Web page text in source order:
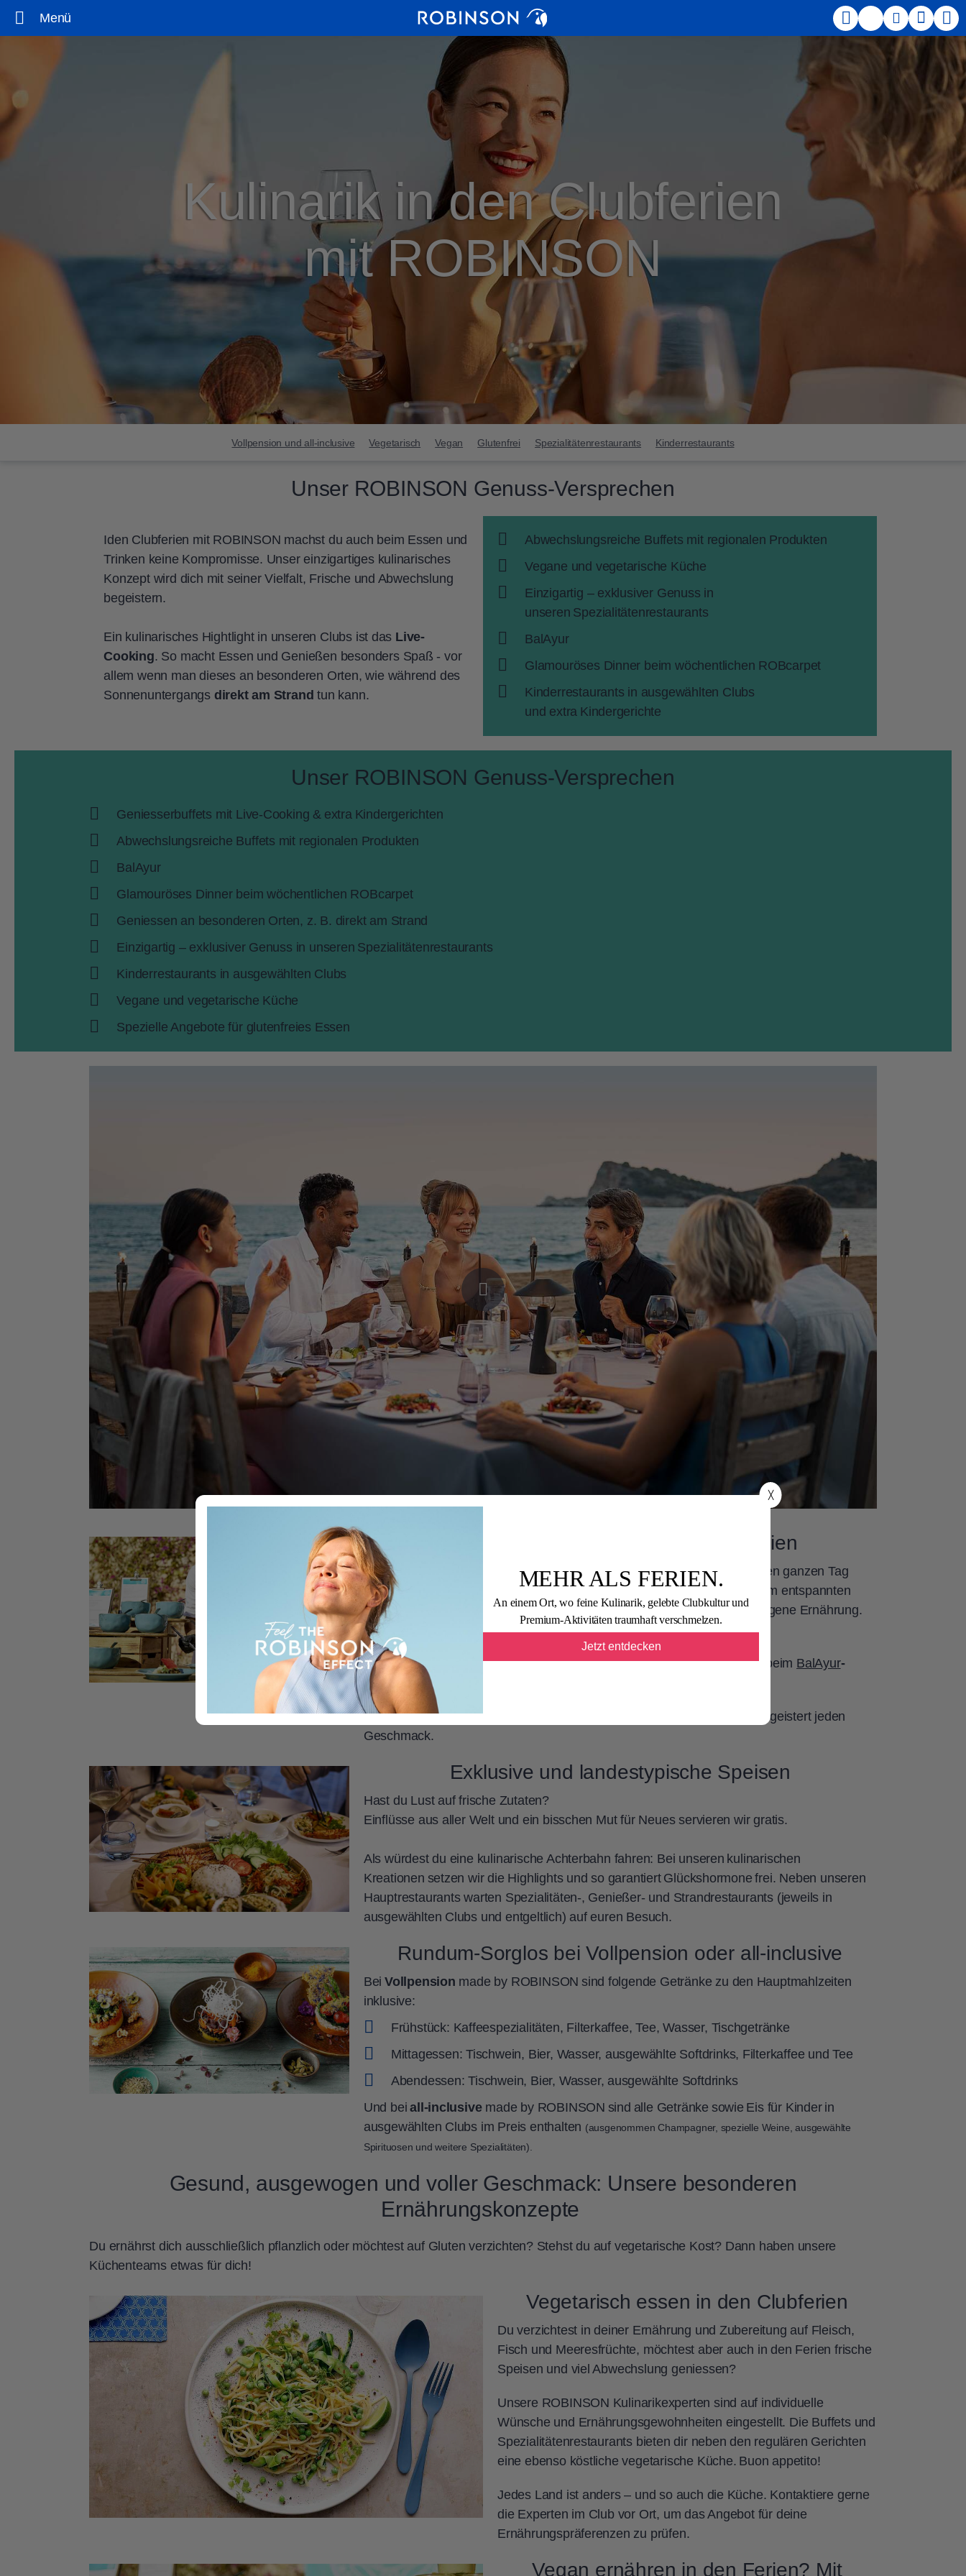
╳
MEHR ALS FERIEN.
An einem Ort, wo feine Kulinarik, gelebte Clubkultur und
Premium-Aktivitäten traumhaft verschmelzen.
Jetzt entdecken
Menü
Kulinarik in den Clubferien
mit ROBINSON
Vollpension und all-inclusive Vegetarisch Vegan Glutenfrei Spezialitätenrestaurants Kinderrestaurants
Unser ROBINSON Genuss-Versprechen
Iden Clubferien mit ROBINSON machst du auch beim Essen und
Trinken keine Kompromisse. Unser einzigartiges kulinarisches
Konzept wird dich mit seiner Vielfalt, Frische und Abwechslung
begeistern.
Ein kulinarisches Hightlight in unseren Clubs ist das Live-
Cooking. So macht Essen und Genießen besonders Spaß - vor
allem wenn man dieses an besonderen Orten, wie während des
Sonnenuntergangs direkt am Strand tun kann.
Abwechslungsreiche Buffets mit regionalen Produkten
Vegane und vegetarische Küche
Einzigartig – exklusiver Genuss in
unseren Spezialitätenrestaurants
BalAyur
Glamouröses Dinner beim wöchentlichen ROBcarpet
Kinderrestaurants in ausgewählten Clubs
und extra Kindergerichte
Unser ROBINSON Genuss-Versprechen
Geniesserbuffets mit Live-Cooking & extra Kindergerichten
Abwechslungsreiche Buffets mit regionalen Produkten
BalAyur
Glamouröses Dinner beim wöchentlichen ROBcarpet
Geniessen an besonderen Orten, z. B. direkt am Strand
Einzigartig – exklusiver Genuss in unseren Spezialitätenrestaurants
Kinderrestaurants in ausgewählten Clubs
Vegane und vegetarische Küche
Spezielle Angebote für glutenfreies Essen
Kulinarische Vielfalt für deine Clubferien
Bei ROBINSON steht Genuss im Mittelpunkt. Unsere Küchen bereiten den ganzen Tag
über abwechslungsreiche Gerichte zu – von den beliebten Buffets bis zum entspannten
Langschläferfrühstück. Auch unser WellFood-Konzept sorgt für ausgewogene Ernährung.
Wo treffen wir dich?
Beim stilvollen
ROBcarpet-Abendmit besonderen Delikatessen? Oder beim BalAyur-
Konzept
, das Balance und Wohlbefinden fördert?
Wir sind überzeugt: Gute Kulinarik macht deine Ferien komplett – und begeistert jeden
Geschmack.
Exklusive und landestypische Speisen
Hast du Lust auf frische Zutaten?
Einflüsse aus aller Welt und ein bisschen Mut für Neues servieren wir gratis.
Als würdest du eine kulinarische Achterbahn fahren: Bei unseren kulinarischen
Kreationen setzen wir die Highlights und so garantiert Glückshormone frei. Neben unseren
Hauptrestaurants warten Spezialitäten-, Genießer- und Strandrestaurants (jeweils in
ausgewählten Clubs und entgeltlich) auf euren Besuch.
Rundum-Sorglos bei Vollpension oder all-inclusive
Bei Vollpension made by ROBINSON sind folgende Getränke zu den Hauptmahlzeiten
inklusive:
Frühstück: Kaffeespezialitäten, Filterkaffee, Tee, Wasser, Tischgetränke
Mittagessen: Tischwein, Bier, Wasser, ausgewählte Softdrinks, Filterkaffee und Tee
Abendessen: Tischwein, Bier, Wasser, ausgewählte Softdrinks
Und beiall-inclusivemade by ROBINSON sind alle Getränke sowie Eis für Kinder in
ausgewählten Clubs im Preis enthalten (ausgenommen Champagner, spezielle Weine, ausgewählte
Spirituosen und weitere Spezialitäten).
Gesund, ausgewogen und voller Geschmack: Unsere besonderen
Ernährungskonzepte
Du ernährst dich ausschließlich pflanzlich oder möchtest auf Gluten verzichten? Stehst du auf vegetarische Kost? Dann haben unsere
Küchenteams etwas für dich!
Vegetarisch essen in den Clubferien
Du verzichtest in deiner Ernährung und Zubereitung auf Fleisch,
Fisch und Meeresfrüchte, möchtest aber auch in den Ferien frische
Speisen und viel Abwechslung geniessen?
Unsere ROBINSON Kulinarikexperten sind auf individuelle
Wünsche und Ernährungsgewohnheiten eingestellt. Die Buffets und
Spezialitätenrestaurants bieten dir neben den regulären Gerichten
eine ebenso köstliche vegetarische Küche. Buon appetito!
Jedes Land ist anders – und so auch die Küche. Kontaktiere gerne
die Experten im Club vor Ort, um das Angebot für deine
Ernährungspräferenzen zu prüfen.
Vegan ernähren in den Ferien? Mit